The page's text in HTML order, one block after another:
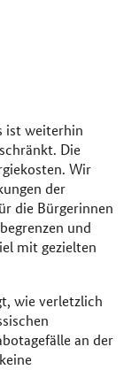
ist weiterhin
Die
Wir
der
die Bürgerinnen
und
mit gezielten
wie verletzlich
an der